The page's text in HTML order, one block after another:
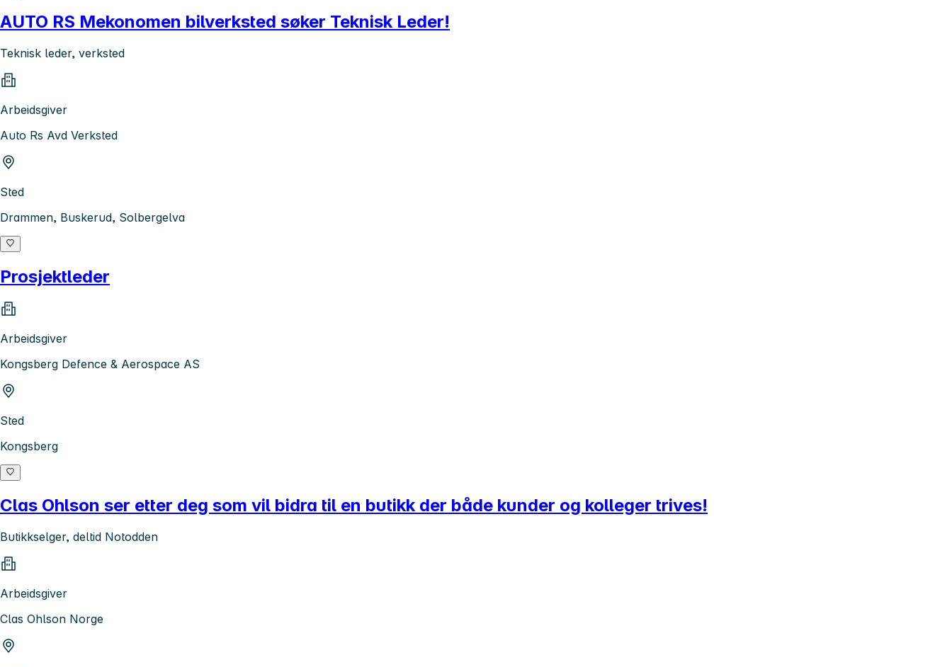
AUTO RS Mekonomen bilverksted søker Teknisk Leder!
Teknisk leder, verksted
Arbeidsgiver
Auto Rs Avd Verksted
Sted
Drammen, Buskerud, Solbergelva
Prosjektleder
Arbeidsgiver
Kongsberg Defence & Aerospace AS
Sted
Kongsberg
Clas Ohlson ser etter deg som vil bidra til en butikk der både kunder og kolleger trives!
Butikkselger, deltid Notodden
Arbeidsgiver
Clas Ohlson Norge